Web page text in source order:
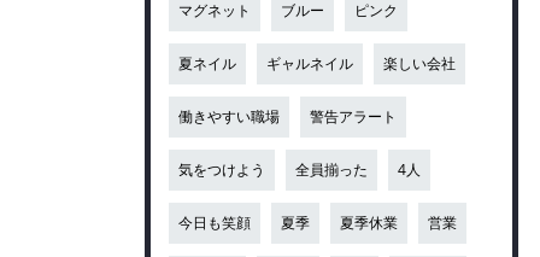
マグネット ブルー ピンク
夏ネイル ギャルネイル 楽しい会社
働きやすい職場 警告アラート
気をつけよう 全員揃った 4人
今日も笑顔 夏季 夏季休業 営業